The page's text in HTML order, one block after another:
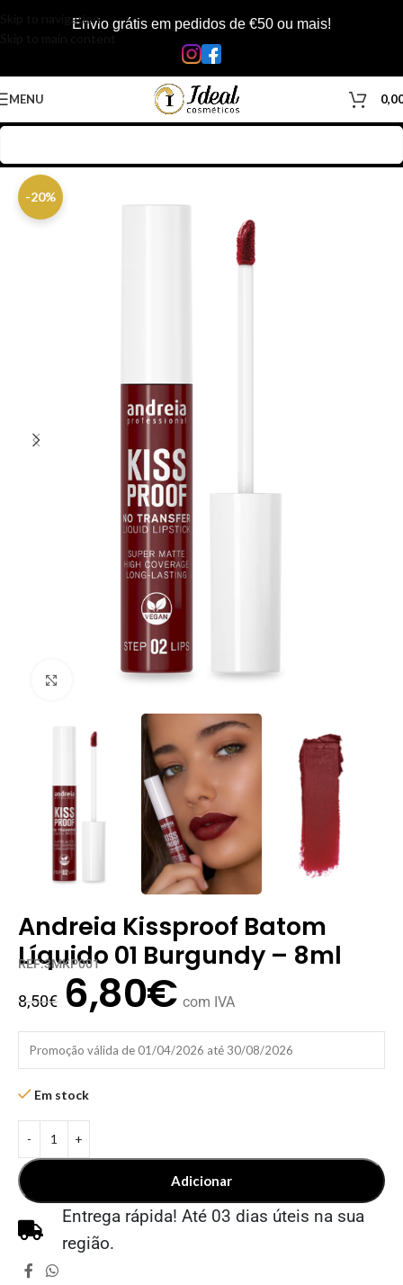
Skip to navigationEnvio grátis em pedidos de €50 ou mais!
MENU
-20%
Clique para ampliar
Andreia Kissproof Batom
Líquido 01 Burgundy – 8ml
REF:3MKP001
8,50€ 6,80€ com IVA
Promoção válida de 01/04/2026 até 30/08/2026
Em stock
Adicionar
Entrega rápida! Até 03 dias úteis na sua
região.